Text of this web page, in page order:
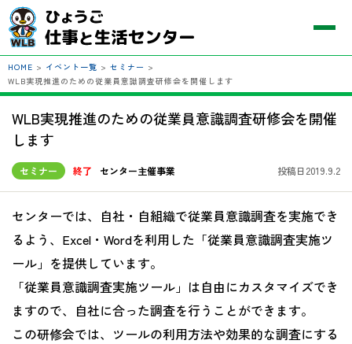
HOME > イベント一覧 > セミナー >
WLB実現推進のための従業員意識調査研修会を開催します
WLB実現推進のための従業員意識調査研修会を開催
します
セミナー 終了 センター主催事業 投稿日2019.9.2
センターでは、自社・自組織で従業員意識調査を実施でき
るよう、Excel・Wordを利用した「従業員意識調査実施ツ
ール」を提供しています。
「従業員意識調査実施ツール」は自由にカスタマイズでき
ますので、自社に合った調査を行うことができます。
この研修会では、ツールの利用方法や効果的な調査にする